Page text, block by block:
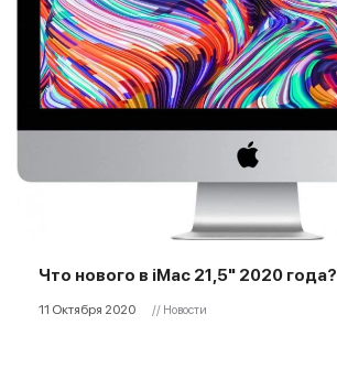
Что нового в iMac 21,5" 2020 года?
11 Октября 2020 // Новости